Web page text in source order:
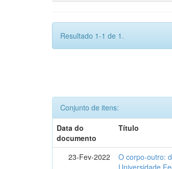
Resultado 1-1 de 1.
Conjunto de itens:
Data do
documento
Título
23-Fev-2022
O corpo-outro:
Universidade